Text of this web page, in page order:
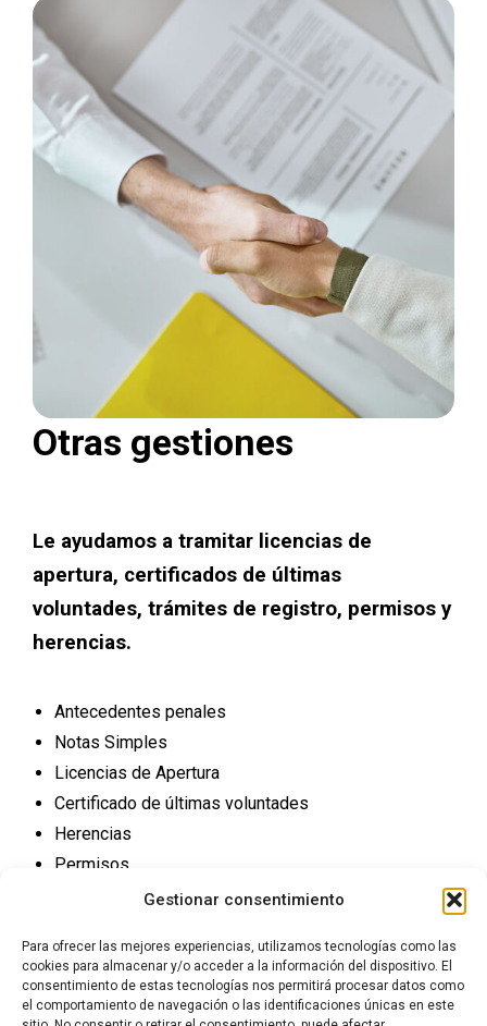
Gestionar consentimiento
Para ofrecer las mejores experiencias, utilizamos tecnologías como las
cookies para almacenar y/o acceder a la información del dispositivo. El
consentimiento de estas tecnologías nos permitirá procesar datos como
el comportamiento de navegación o las identificaciones únicas en este
Otras gestiones
Le ayudamos a tramitar licencias de
apertura, certificados de últimas
voluntades, trámites de registro, permisos y
herencias.
Antecedentes penales
Notas Simples
Licencias de Apertura
Certificado de últimas voluntades
Herencias
Permisos
Trámites Registro